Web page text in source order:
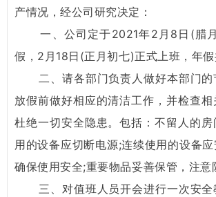
产情况，经公司研究决定：
一、公司定于2021年2月8日(腊月
假，2月18日(正月初七)正式上班，年假
二、请各部门负责人做好本部门的
放假前做好相应的清洁工作，并检查相
杜绝一切安全隐患。包括：不留人的
用的设备应切断电源;连续使用的设备应
确保使用安全;重要物品妥善保管，注意
三、对值班人员开会进行一次安全